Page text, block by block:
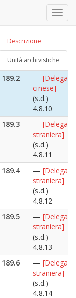
Fotografico
Descrizione
Unità archivistiche
(s.d.)
albanese]
(s.d.)
4.8.1
189.2
—
cinese]
(s.d.)
4.8.10
189.3
—
straniera]
(s.d.)
4.8.11
189.4
—
straniera]
(s.d.)
4.8.12
189.5
—
straniera]
(s.d.)
4.8.13
189.6
—
straniera]
(s.d.)
4.8.14